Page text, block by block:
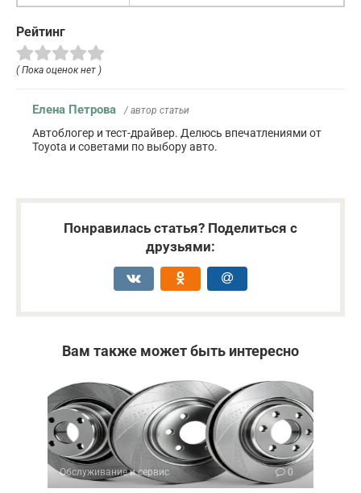
Рейтинг
( Пока оценок нет )
Елена Петрова / автор статьи
Автоблогер и тест-драйвер. Делюсь впечатлениями от
Toyota и советами по выбору авто.
Понравилась статья? Поделиться с
друзьями:
Вам также может быть интересно
Обслуживание и сервис 0